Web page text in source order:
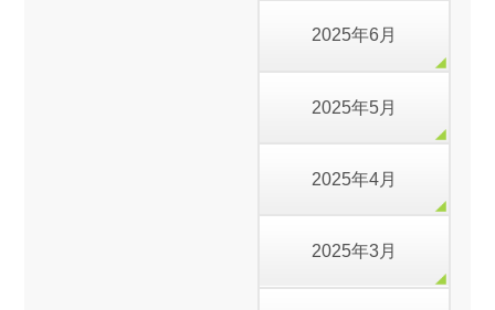
2025年6月
2025年5月
2025年4月
2025年3月